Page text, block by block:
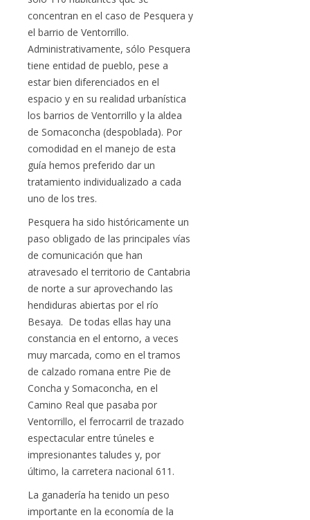
concentran en el caso de Pesquera y
el barrio de Ventorrillo.
Administrativamente, sólo Pesquera
tiene entidad de pueblo, pese a
estar bien diferenciados en el
espacio y en su realidad urbanística
los barrios de Ventorrillo y la aldea
de Somaconcha (despoblada). Por
comodidad en el manejo de esta
guía hemos preferido dar un
tratamiento individualizado a cada
uno de los tres.
Pesquera ha sido históricamente un
paso obligado de las principales vías
de comunicación que han
atravesado el territorio de Cantabria
de norte a sur aprovechando las
hendiduras abiertas por el río
Besaya. De todas ellas hay una
constancia en el entorno, a veces
muy marcada, como en el tramos
de calzado romana entre Pie de
Concha y Somaconcha, en el
Camino Real que pasaba por
Ventorrillo, el ferrocarril de trazado
espectacular entre túneles e
impresionantes taludes y, por
último, la carretera nacional 611.
La ganadería ha tenido un peso
importante en la economía de la